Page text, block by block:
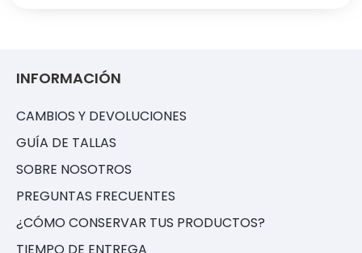
INFORMACIÓN
CAMBIOS Y DEVOLUCIONES
GUÍA DE TALLAS
SOBRE NOSOTROS
PREGUNTAS FRECUENTES
¿CÓMO CONSERVAR TUS PRODUCTOS?